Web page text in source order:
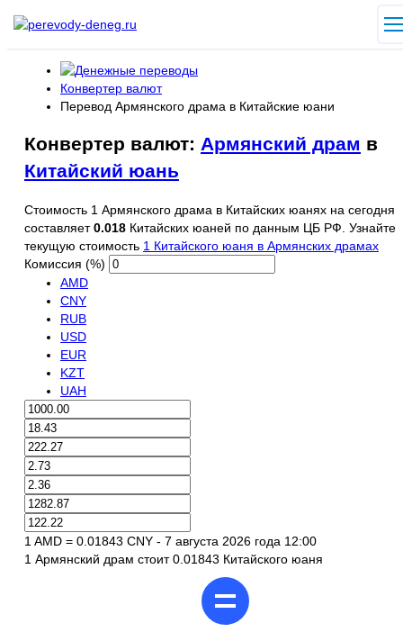
Конвертер валют
Перевод Армянского драма в Китайские юани
Конвертер валют: Армянский драм в
Китайский юань
Стоимость 1 Армянского драма в Китайских юанях на сегодня
составляет0.018 Китайских юаней по данным ЦБ РФ. Узнайте
текущую стоимость 1 Китайского юаня в Армянских драмах
Комиссия (%)
AMD
CNY
RUB
USD
EUR
KZT
UAH
1 AMD = 0.01843 CNY - 7 августа 2026 года 12:00
1 Армянский драм стоит 0.01843 Китайского юаня